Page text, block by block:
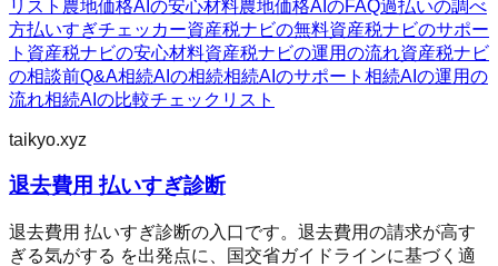
リスト 農地価格AIの安心材料農地価格AIのFAQ過払いの調べ
方払いすぎチェッカー資産税ナビの無料資産税ナビのサポー
ト 資産税ナビの安心材料資産税ナビの運用の流れ資産税ナビ
の相談前Q&A相続AIの相続相続AIのサポート 相続AIの運用の
流れ相続AIの比較チェックリスト
taikyo.xyz
退去費用 払いすぎ診断
退去費用 払いすぎ診断の入口です。退去費用の請求が高す
ぎる気がする を出発点に、国交省ガイドラインに基づく適